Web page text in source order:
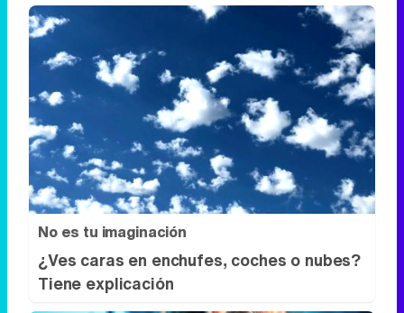
No es tu imaginación
¿Ves caras en enchufes, coches o nubes?
Tiene explicación